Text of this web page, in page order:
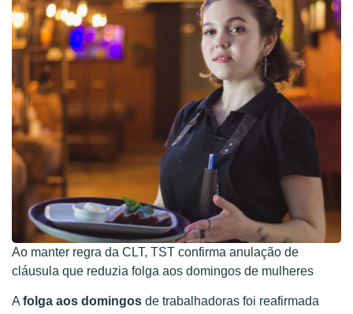
Ao manter regra da CLT, TST confirma anulação de
cláusula que reduzia folga aos domingos de mulheres
A folga aos domingos de trabalhadoras foi reafirmada